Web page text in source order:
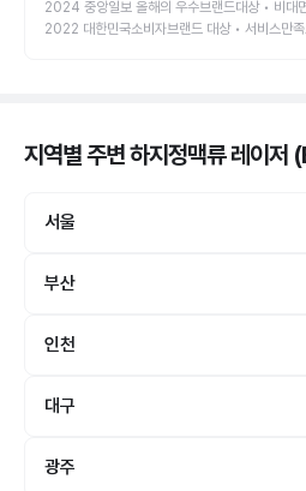
2024 중앙일보 올해의 우수브랜드대상 • 비대
2022 대한민국소비자브랜드 대상 • 서비스만족
지역별 주변 하지정맥류 레이저
서울
부산
인천
대구
광주